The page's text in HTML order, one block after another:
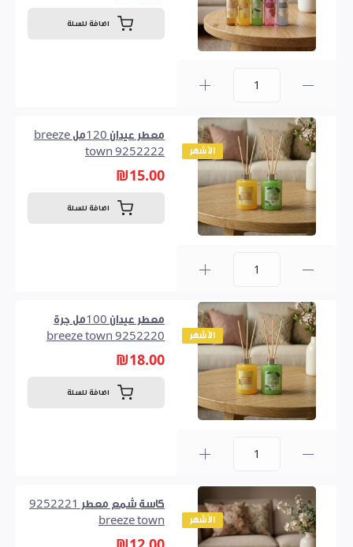
اضافة للسلة
الأشهر
معطر عيدان 120مل breeze
town 9252222
₪15.00
اضافة للسلة
الأشهر
معطر عيدان 100مل جرة
9252220 breeze town
₪18.00
اضافة للسلة
الأشهر
كاسة شمع معطر 9252221
breeze town